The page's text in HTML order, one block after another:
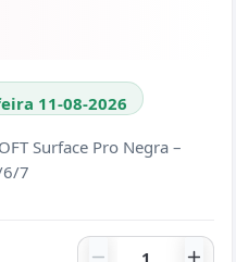
11-08-2026
Surface Pro Negra –
6/7
Quantidade